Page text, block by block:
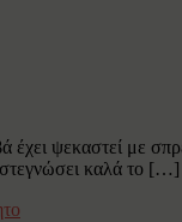
έχει ψεκαστεί με
στεγνώσει καλά το […]